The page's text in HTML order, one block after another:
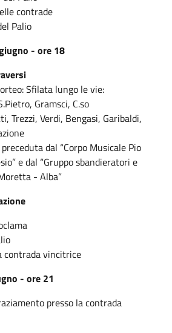
contrade
Palio
- ore 18
Sfilata lungo le vie:
Gramsci, C.so
Trezzi, Verdi, Bengasi, Garibaldi,
dal “Corpo Musicale Pio
e dal “Gruppo sbandieratori e
- Alba”
contrada vincitrice
- ore 21
presso la contrada